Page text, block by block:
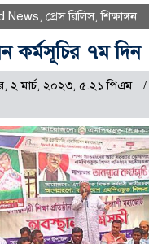
News প্রেস রিলিস,শিক্ষাঙ্গন
কর্মসূচির ৭ম দিন
২ মার্চ, ২০২৩, ৫.২১ পিএম